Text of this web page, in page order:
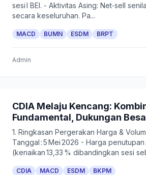
sesi I BEI. - Aktivitas Asing: Net‑sell
secara keseluruhan. Pa...
MACD BUMN ESDM BRPT
Admin
CDIA Melaju Kencang:
Fundamental, Dukungan
1. Ringkasan Pergerakan Harga &
Tanggal : 5 Mei 2026 - Harga penutupan :
(kenaikan 13,33 % dibandingkan sesi
CDIA MACD ESDM BKPM